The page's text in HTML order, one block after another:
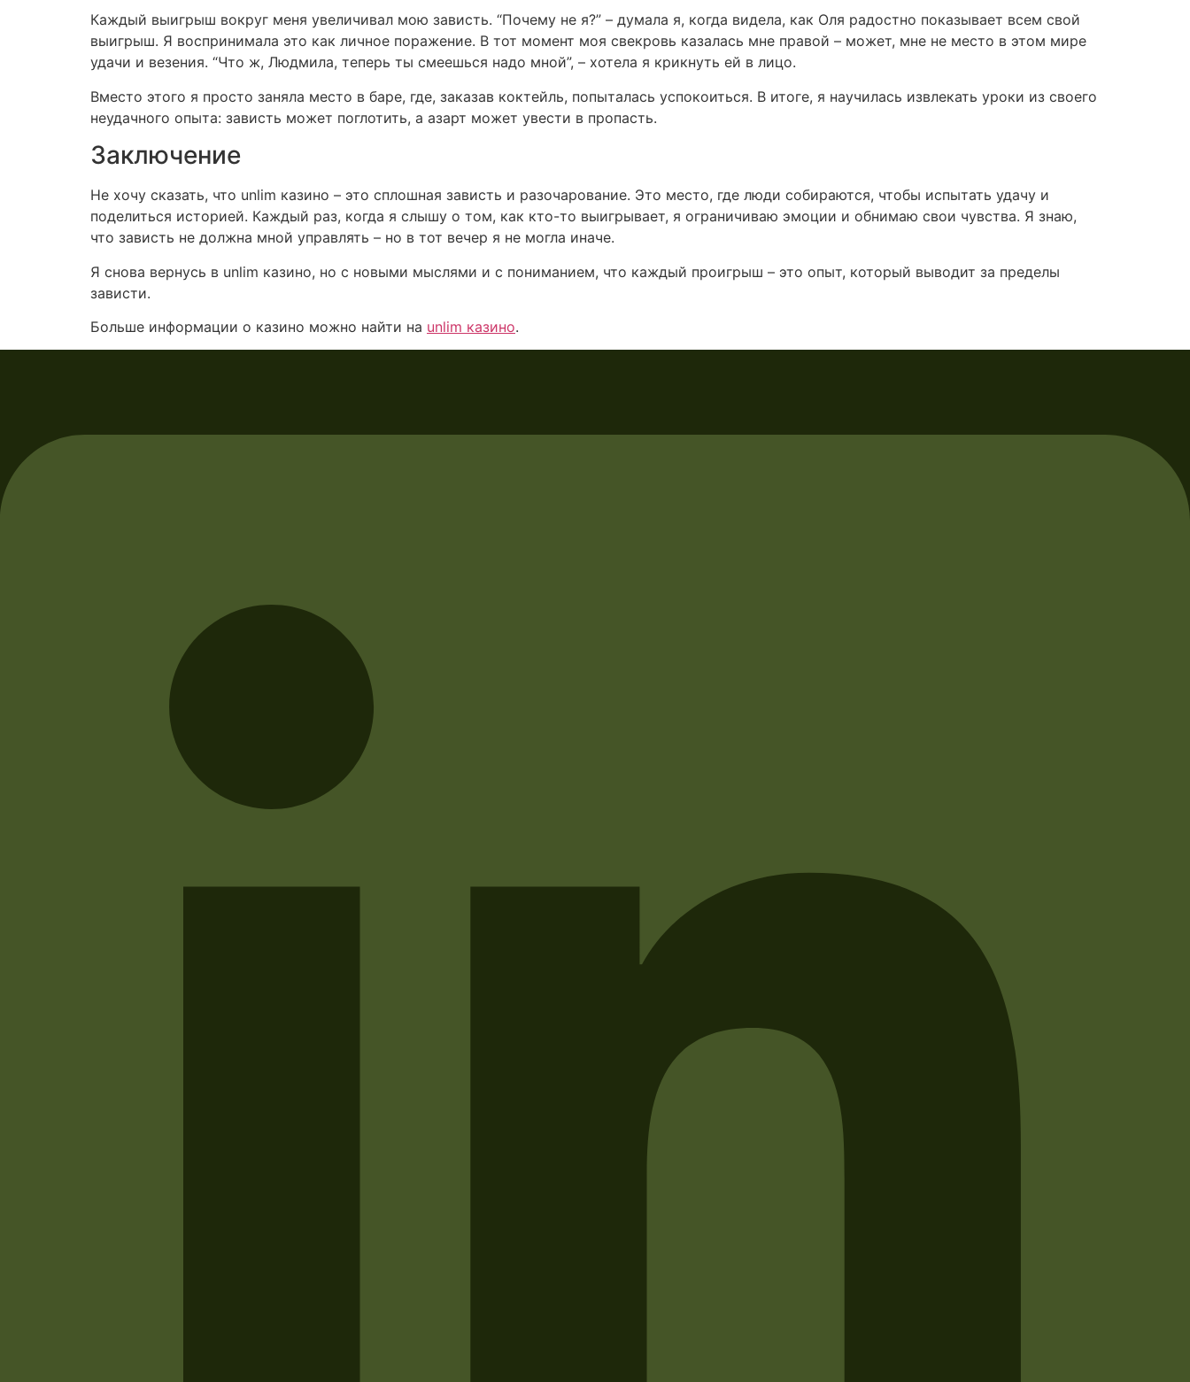
Каждый выигрыш вокруг меня увеличивал мою зависть. “Почему не я?” – думала я, когда видела, как Оля радостно показывает всем свой
выигрыш. Я воспринимала это как личное поражение. В тот момент моя свекровь казалась мне правой – может, мне не место в этом мире
удачи и везения. “Что ж, Людмила, теперь ты смеешься надо мной”, – хотела я крикнуть ей в лицо.
Вместо этого я просто заняла место в баре, где, заказав коктейль, попыталась успокоиться. В итоге, я научилась извлекать уроки из своего
неудачного опыта: зависть может поглотить, а азарт может увести в пропасть.
Заключение
Не хочу сказать, что unlim казино – это сплошная зависть и разочарование. Это место, где люди собираются, чтобы испытать удачу и
поделиться историей. Каждый раз, когда я слышу о том, как кто-то выигрывает, я ограничиваю эмоции и обнимаю свои чувства. Я знаю,
что зависть не должна мной управлять – но в тот вечер я не могла иначе.
Я снова вернусь в unlim казино, но с новыми мыслями и с пониманием, что каждый проигрыш – это опыт, который выводит за пределы
зависти.
Больше информации о казино можно найти на unlim казино.